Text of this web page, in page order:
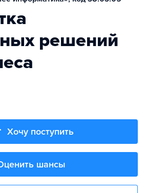
решений
Хочу поступить
шансы